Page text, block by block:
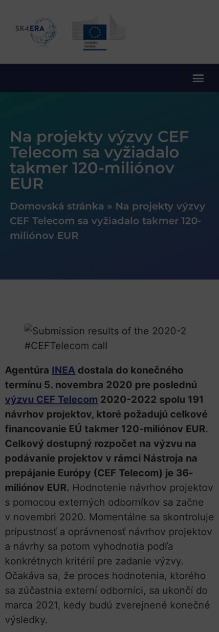
Na projekty výzvy CEF
Telecom sa vyžiadalo
takmer 120-miliónov
EUR
Domovská stránka » Na projekty výzvy
CEF Telecom sa vyžiadalo takmer 120-
miliónov EUR
Agentúra INEA dostala do konečného
termínu 5. novembra 2020 pre poslednú
výzvu CEF Telecom 2020-2022 spolu 191
návrhov projektov, ktoré požadujú celkové
financovanie EÚ takmer 120-miliónov EUR.
Celkový dostupný rozpočet na výzvu na
podávanie projektov v rámci Nástroja na
prepájanie Európy (CEF Telecom) je 36-
miliónov EUR. Hodnotenie návrhov projektov
s pomocou externých odborníkov sa začne
v novembri 2020. Momentálne sa skontroluje
prípustnosť a oprávnenosť návrhov projektov
a návrhy sa potom vyhodnotia podľa
konkrétnych kritérií pre zadanie výzvy.
Očakáva sa, že proces hodnotenia, ktorého
sa zúčastnia externí odborníci, sa ukončí do
marca 2021, kedy budú zverejnené konečné
výsledky.